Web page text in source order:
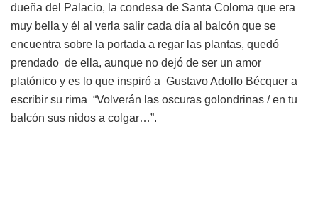
dueña del Palacio, la condesa de Santa Coloma que era
muy bella y él al verla salir cada día al balcón que se
encuentra sobre la portada a regar las plantas, quedó
prendado de ella, aunque no dejó de ser un amor
platónico y es lo que inspiró a Gustavo Adolfo Bécquer a
escribir su rima “Volverán las oscuras golondrinas / en tu
balcón sus nidos a colgar…”.